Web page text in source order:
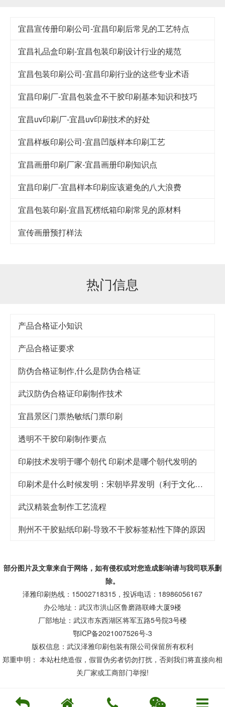
宜昌宣传册印刷公司-宜昌印刷后常见的工艺特点
宜昌礼品盒印刷-宜昌包装印刷设计行业的规范
宜昌包装印刷公司-宜昌印刷行业的这些专业术语
宜昌印刷厂-宜昌包装盒不干胶印刷基本知识和技巧
宜昌uv印刷厂-宜昌uv印刷技术的好处
宜昌样板印刷公司-宜昌凹版样本印刷工艺
宜昌画册印刷厂家-宜昌画册印刷知识点
宜昌印刷厂-宜昌样本印刷应该避免的八大浪费
宜昌包装印刷-宜昌瓦楞纸箱印刷常见的原材料
宣传画册预打样法
热门信息
产品合格证小知识
产品合格证要求
防伪合格证制作,什么是防伪合格证
武汉防伪合格证印刷制作技术
宜昌景区门票热敏纸门票印刷
透明不干胶印刷制作要点
印刷技术发明于哪个朝代 印刷术是哪个朝代发明的
印刷术是什么时候发明：宋朝毕昇发明（利于文化传承）
武汉精装盒制作工艺流程
荆州不干胶贴纸印刷-导致不干胶标签粘性下降的原因
部分图片及文章来自于网络，如有侵权或对您造成影响请与我司联系删
除。
泽雅印刷热线：15002718315，投诉电话：18986056167
办公地址：武汉市洪山区鲁磨路联峰大厦9楼
厂部地址：武汉市东西湖区将军五路5号院3号楼
鄂ICP备2021007526号-3
版权信息：武汉泽雅印刷包装有限公司保留所有权利
郑重申明： 本站杜绝造假，假冒伪劣者切勿打扰，否则我们将直接向相
关厂家或工商部门举报!